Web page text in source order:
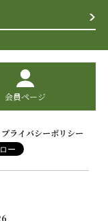
会員ページ
ライバシーポリシー